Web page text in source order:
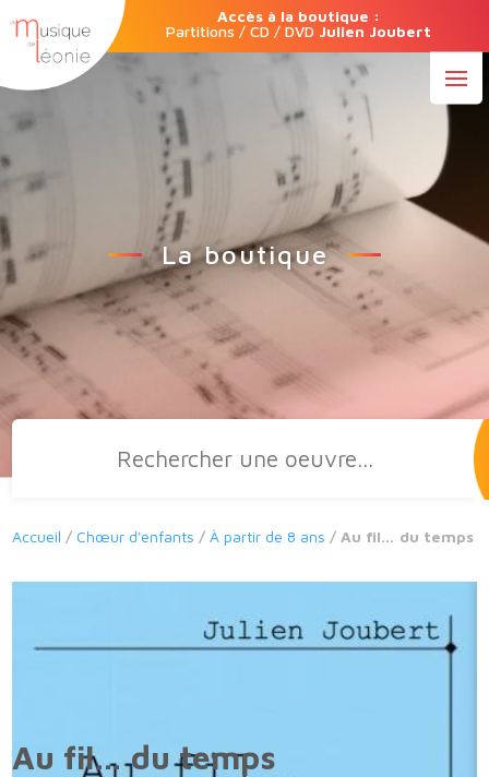
Accès à la boutique :
Partitions / CD / DVD Julien Joubert
La boutique
Recherche
Accueil / Chœur d'enfants /À partir de 8 ans / Au fil… du temps
Au fil… du temps